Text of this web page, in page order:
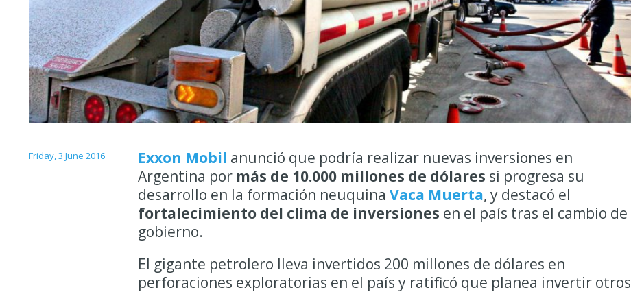
Friday, 3 June 2016 Exxon Mobil anunció que podría realizar nuevas inversiones en
Argentina pormás de 10.000 millones de dólares si progresa su
desarrollo en la formación neuquina Vaca Muerta, y destacó el
fortalecimiento del clima de inversiones en el país tras el cambio de
gobierno.
El gigante petrolero lleva invertidos 200 millones de dólares en
perforaciones exploratorias en el país y ratificó que planea invertir otros